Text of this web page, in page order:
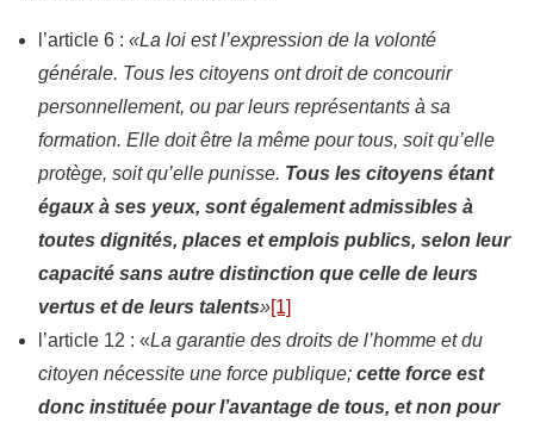
l’article 6 : «La loi est l’expression de la volonté
générale. Tous les citoyens ont droit de concourir
personnellement, ou par leurs représentants à sa
formation. Elle doit être la même pour tous, soit qu’elle
protège, soit qu’elle punisse. Tous les citoyens étant
égaux à ses yeux, sont également admissibles à
toutes dignités, places et emplois publics, selon leur
capacité sans autre distinction que celle de leurs
vertus et de leurs talents»[1]
l’article 12 : «La garantie des droits de l’homme et du
citoyen nécessite une force publique; cette force est
donc instituée pour l’avantage de tous, et non pour